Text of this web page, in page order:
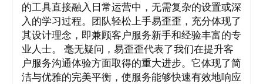
的工具直接融入日常运营中，无需复杂的设置或深
入的学习过程。团队轻松上手易歪歪，充分体现了
其设计理念，即兼顾客户服务新手和经验丰富的专
业人士。 毫无疑问，易歪歪代表了我们在提升客
户服务沟通体验方面取得的重大进步。它体现了简
洁与优雅的完美平衡，使服务能够快速有效地响应